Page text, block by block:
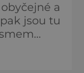
a
jsou tu
děsivé